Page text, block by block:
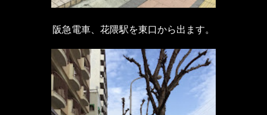
阪急電車、花隈駅を東口から出ます。